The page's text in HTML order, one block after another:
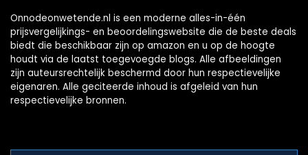
Onnodeonwetende.nl is een moderne alles-in-één
prijsvergelijkings- en beoordelingswebsite die de beste deals
biedt die beschikbaar zijn op amazon en u op de hoogte
houdt via de laatst toegevoegde blogs. Alle afbeeldingen
zijn auteursrechtelijk beschermd door hun respectievelijke
eigenaren. Alle geciteerde inhoud is afgeleid van hun
respectievelijke bronnen.